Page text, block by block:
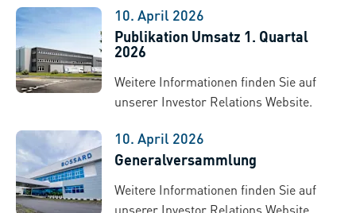
10. April 2026
Publikation Umsatz 1. Quartal
2026
Weitere Informationen finden Sie auf
unserer Investor Relations Website.
10. April 2026
Generalversammlung
Weitere Informationen finden Sie auf
unserer Investor Relations Website.